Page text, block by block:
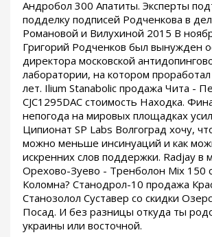
Андробол 300 Апатиты. Эксперты
подделку подписей Родченкова в
Романовой и Вилухиной 2015 В
Григорий Родченков был вынужден
директора московской
лаборатории, на котором
лет. Ilium Stanabolic продажа Чита -
CJC1295DAC стоимость Находка.
непогода на мировых площадках
Ципионат SP Labs Волгоград хочу,
можно меньше инсинуаций и как
искренних слов поддержки. Radjay в
Орехово-Зуево - Тренболон Mix 150
Коломна? Станодрол-10 продажа
Станозолол Суставер со скидки
Посад. И без разницы откуда ты
украины или восточной.